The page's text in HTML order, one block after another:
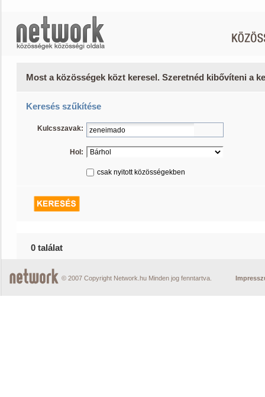
Most a közösségek közt keresel. Szeretnéd kibővíteni a
Keresés szűkítése
Kulcsszavak:
Hol:
csak nyitott közösségekben
0 találat
© 2007 Copyright Network.hu Minden jog fenntartva.